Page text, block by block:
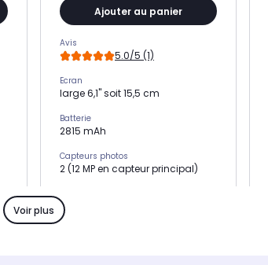
Ajouter au panier
Avis
5.0/5 (1)
Ecran
large 6,1" soit 15,5 cm
Batterie
2815 mAh
Capteurs photos
2 (12 MP en capteur principal)
4 Go
Voir plus